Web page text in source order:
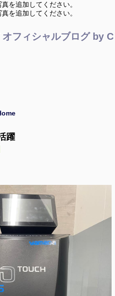
フィシャルブログ by C
躍